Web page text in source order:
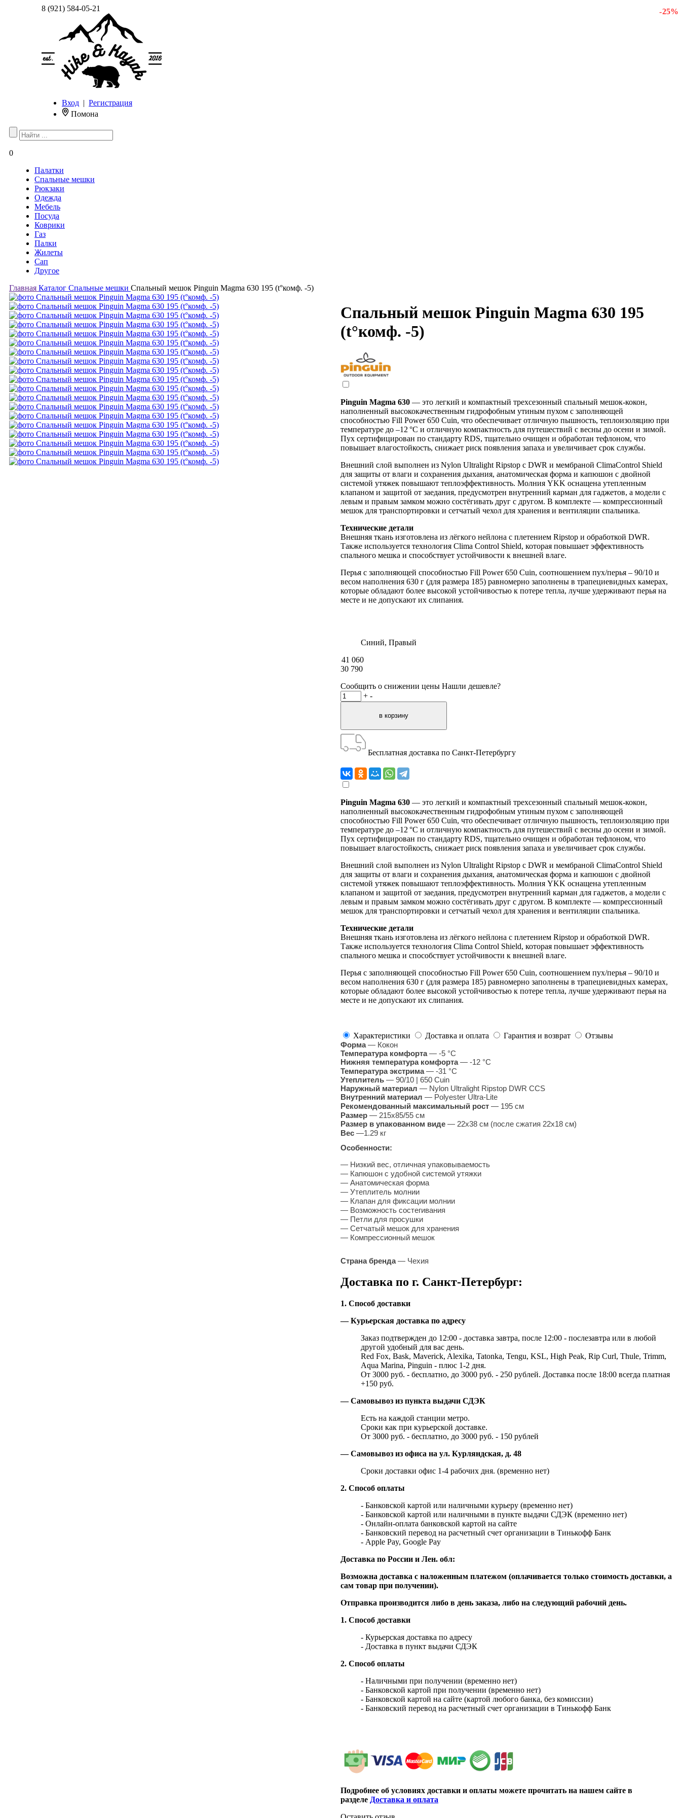
8 (921) 584-05-21
Вход | Регистрация
Помона
0
Палатки
Спальные мешки
Рюкзаки
Одежда
Мебель
Посуда
Коврики
Газ
Палки
Жилеты
Сап
Другое
Главная Каталог Спальные мешки Спальный мешок Pinguin Magma 630 195 (t°комф. -5)
- 25 %
Спальный мешок Pinguin Magma 630 195
(t°комф. -5)
Pinguin Magma 630 — это легкий и компактный трехсезонный спальный мешок-кокон,
наполненный высококачественным гидрофобным утиным пухом с заполняющей
способностью Fill Power 650 Cuin, что обеспечивает отличную пышность, теплоизоляцию при
температуре до –12 °C и отличную компактность для путешествий с весны до осени и зимой.
Пух сертифицирован по стандарту RDS, тщательно очищен и обработан тефлоном, что
повышает влагостойкость, снижает риск появления запаха и увеличивает срок службы.
Внешний слой выполнен из Nylon Ultralight Ripstop с DWR и мембраной ClimaControl Shield
для защиты от влаги и сохранения дыхания, анатомическая форма и капюшон с двойной
системой утяжек повышают теплоэффективность. Молния YKK оснащена утепленным
клапаном и защитой от заедания, предусмотрен внутренний карман для гаджетов, а модели с
левым и правым замком можно состёгивать друг с другом. В комплекте — компрессионный
мешок для транспортировки и сетчатый чехол для хранения и вентиляции спальника.
Технические детали
Внешняя ткань изготовлена ​​из лёгкого нейлона с плетением Ripstop и обработкой DWR.
Также используется технология Clima Control Shield, которая повышает эффективность
спального мешка и способствует устойчивости к внешней влаге.
Перья с заполняющей способностью Fill Power 650 Cuin, соотношением пух/перья – 90/10 и
весом наполнения 630 г (для размера 185) равномерно заполнены в трапециевидных камерах,
которые обладают более высокой устойчивостью к потере тепла, лучше удерживают перья на
месте и не допускают их слипания.
Синий, Правый
41 060
30 790
Сообщить о снижении цены Нашли дешевле?
+ -
Бесплатная доставка по Санкт-Петербургу
Pinguin Magma 630 — это легкий и компактный трехсезонный спальный мешок-кокон,
наполненный высококачественным гидрофобным утиным пухом с заполняющей
способностью Fill Power 650 Cuin, что обеспечивает отличную пышность, теплоизоляцию при
температуре до –12 °C и отличную компактность для путешествий с весны до осени и зимой.
Пух сертифицирован по стандарту RDS, тщательно очищен и обработан тефлоном, что
повышает влагостойкость, снижает риск появления запаха и увеличивает срок службы.
Внешний слой выполнен из Nylon Ultralight Ripstop с DWR и мембраной ClimaControl Shield
для защиты от влаги и сохранения дыхания, анатомическая форма и капюшон с двойной
системой утяжек повышают теплоэффективность. Молния YKK оснащена утепленным
клапаном и защитой от заедания, предусмотрен внутренний карман для гаджетов, а модели с
левым и правым замком можно состёгивать друг с другом. В комплекте — компрессионный
мешок для транспортировки и сетчатый чехол для хранения и вентиляции спальника.
Технические детали
Внешняя ткань изготовлена ​​из лёгкого нейлона с плетением Ripstop и обработкой DWR.
Также используется технология Clima Control Shield, которая повышает эффективность
спального мешка и способствует устойчивости к внешней влаге.
Перья с заполняющей способностью Fill Power 650 Cuin, соотношением пух/перья – 90/10 и
весом наполнения 630 г (для размера 185) равномерно заполнены в трапециевидных камерах,
которые обладают более высокой устойчивостью к потере тепла, лучше удерживают перья на
месте и не допускают их слипания.
Характеристики Доставка и оплата Гарантия и возврат
Отзывы
Форма— Кокон
Температура комфорта— -5 °C
Нижняя температура комфорта— -12 °C
Температура экстрима— -31 °C
Утеплитель — 90/10 | 650 Cuin
Наружный материал — Nylon Ultralight Ripstop DWR CCS
Внутренний материал — Polyester Ultra-Lite
Рекомендованный максимальный рост — 195 см
Размер — 215х85/55 см
Размер в упакованном виде — 22х38 см (после сжатия 22х18 см)
Вес —1.29 кг
Особенности:
— Низкий вес, отличная упаковываемость
— Капюшон с удобной системой утяжки
— Анатомическая форма
— Утеплитель молнии
— Клапан для фиксации молнии
— Возможность состегивания
— Петли для просушки
— Сетчатый мешок для хранения
— Компрессионный мешок
Страна бренда— Чехия
Доставка по г. Санкт-Петербург:
1. Способ доставки
— Курьерская доставка по адресу
Заказ подтвержден до 12:00 - доставка завтра, после 12:00 - послезавтра или в любой
другой удобный для вас день.
Red Fox, Bask, Maverick, Alexika, Tatonka, Tengu, KSL, High Peak, Rip Curl, Thule, Trimm,
Aqua Marina, Pinguin - плюс 1-2 дня.
От 3000 руб. - бесплатно, до 3000 руб. - 250 рублей. Доставка после 18:00 всегда платная
+150 руб.
— Самовывоз из пункта выдачи СДЭК
Есть на каждой станции метро.
Сроки как при курьерской доставке.
От 3000 руб. - бесплатно, до 3000 руб. - 150 рублей
— Самовывоз из офиса на ул. Курляндская, д. 48
Сроки доставки офис 1-4 рабочих дня. (временно нет)
2. Способ оплаты
- Банковской картой или наличными курьеру (временно нет)
- Банковской картой или наличными в пункте выдачи СДЭК (временно нет)
- Онлайн-оплата банковской картой на сайте
- Банковский перевод на расчетный счет организации в Тинькофф Банк
- Apple Pay, Google Pay
Доставка по России и Лен. обл:
Возможна доставка с наложенным платежом (оплачивается только стоимость доставки, а
сам товар при получении).
Отправка производится либо в день заказа, либо на следующий рабочий день.
1. Способ доставки
- Курьерская доставка по адресу
- Доставка в пункт выдачи СДЭК
2. Способ оплаты
- Наличными при получении (временно нет)
- Банковской картой при получении (временно нет)
- Банковской картой на сайте (картой любого банка, без комиссии)
- Банковский перевод на расчетный счет организации в Тинькофф Банк
Подробнее об условиях доставки и оплаты можете прочитать на нашем сайте в
разделе Доставка и оплата